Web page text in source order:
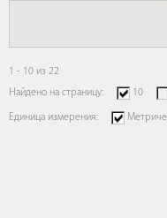
1 - 10 из 22
Найдено на страницу:
10
Единица измерения: